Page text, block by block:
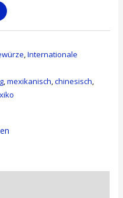
,Internationale
,mexikanisch,chinesisch,